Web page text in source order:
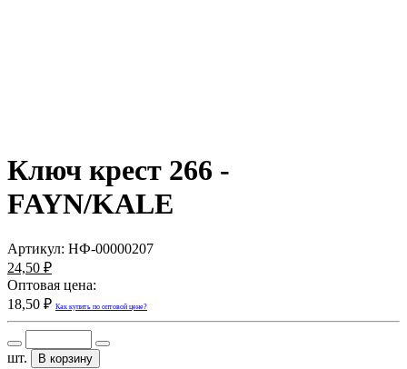
Ключ крест 266 -
FAYN/KALE
Артикул: НФ-00000207
24,50 ₽
Оптовая цена:
18,50 ₽ Как купить по оптовой цене?
шт. В корзину